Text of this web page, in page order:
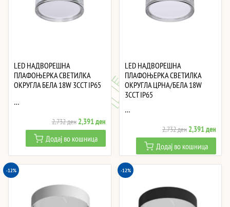
LED НАДВОРЕШНА
ПЛАФОЊЕРКА СВЕТИЛКА
ОКРУГЛА БЕЛА 18W 3CCT IP65
…
2,732ден Original
price
was:
2,732 ден.
2,391денCurrent
price
is:
2,391 ден.
Додај во кошница
LED НАДВОРЕШНА
ПЛАФОЊЕРКА СВЕТИЛКА
ОКРУГЛА ЦРНА/БЕЛА 18W
3CCT IP65
…
2,732ден Original
price
was:
2,732 ден.
2,391ден
price
is:
Додај во кошница
-12% -12%